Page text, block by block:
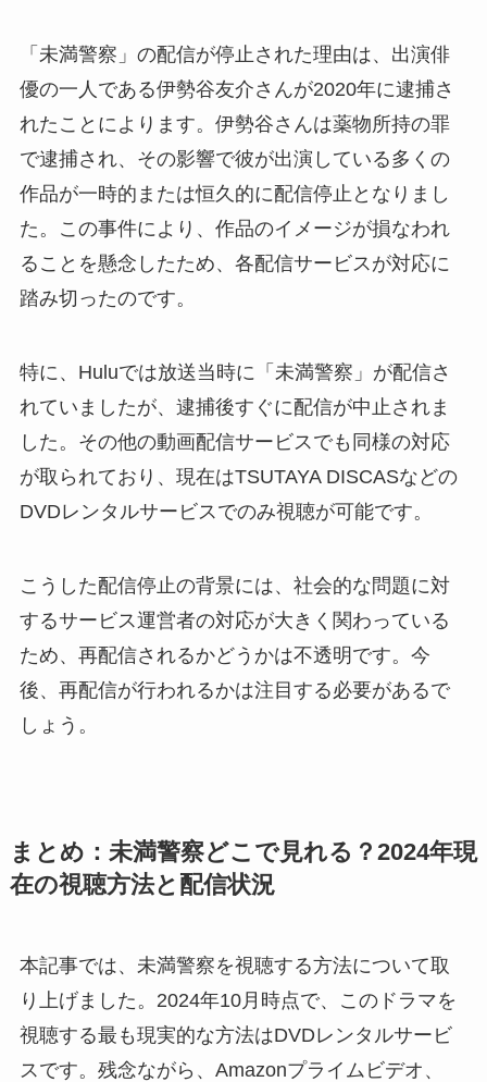
「未満警察」の配信が停止された理由は、出演俳
優の一人である伊勢谷友介さんが2020年に逮捕さ
れたことによります。伊勢谷さんは薬物所持の罪
で逮捕され、その影響で彼が出演している多くの
作品が一時的または恒久的に配信停止となりまし
た。この事件により、作品のイメージが損なわれ
ることを懸念したため、各配信サービスが対応に
踏み切ったのです。
特に、Huluでは放送当時に「未満警察」が配信さ
れていましたが、逮捕後すぐに配信が中止されま
した。その他の動画配信サービスでも同様の対応
が取られており、現在はTSUTAYA DISCASなどの
DVDレンタルサービスでのみ視聴が可能です。
こうした配信停止の背景には、社会的な問題に対
するサービス運営者の対応が大きく関わっている
ため、再配信されるかどうかは不透明です。今
後、再配信が行われるかは注目する必要があるで
しょう。
まとめ：未満警察どこで見れる？2024年現
在の視聴方法と配信状況
本記事では、未満警察を視聴する方法について取
り上げました。2024年10月時点で、このドラマを
視聴する最も現実的な方法はDVDレンタルサービ
スです。残念ながら、Amazonプライムビデオ、